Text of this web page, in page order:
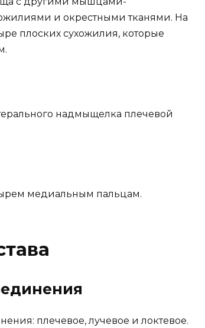
и окрестными тканями. На
плоских сухожилия, которые
надмыщелка плечевой
медиальным пальцам.
плечевое, лучевое и локтевое.